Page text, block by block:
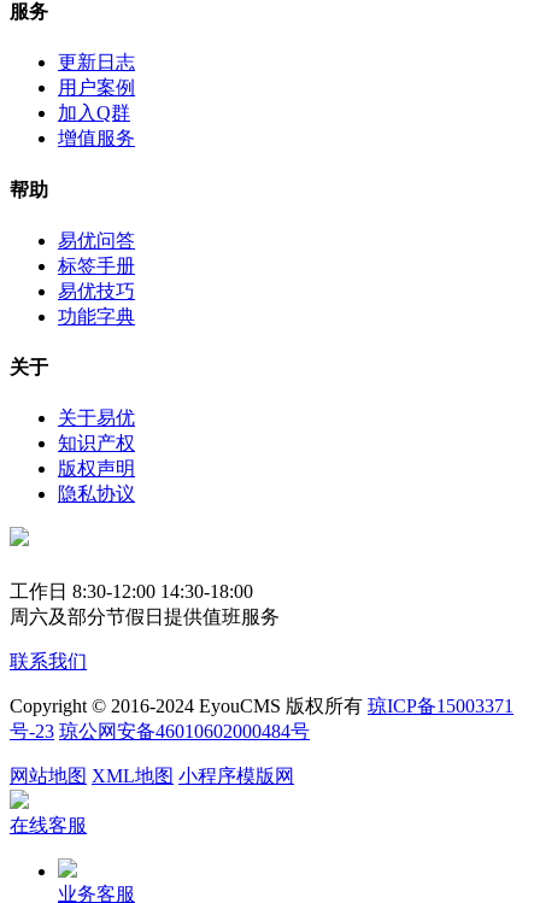
服务
更新日志
用户案例
加入Q群
增值服务
帮助
易优问答
标签手册
易优技巧
功能字典
关于
关于易优
知识产权
版权声明
隐私协议
工作日 8:30-12:00 14:30-18:00
周六及部分节假日提供值班服务
联系我们
Copyright © 2016-2024 EyouCMS 版权所有 琼ICP备15003371
号-23 琼公网安备46010602000484号
网站地图 XML地图 小程序模版网
在线客服
业务客服